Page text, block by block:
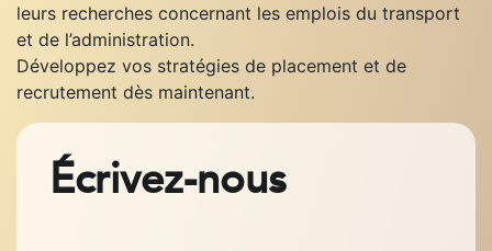
leurs recherches concernant les emplois du transport
et de l’administration.
Développez vos stratégies de placement et de
recrutement dès maintenant.
Écrivez-nous